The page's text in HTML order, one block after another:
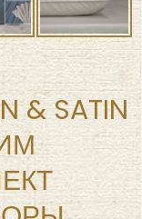
& SATIN